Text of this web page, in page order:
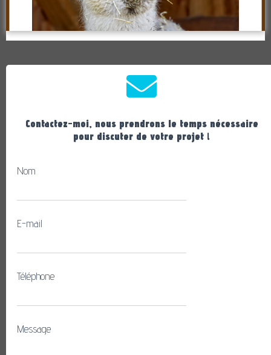
Contactez-moi, nous prendrons le temps nécessaire
pour discuter de votre projet !
Nom
E-mail
Téléphone
Message